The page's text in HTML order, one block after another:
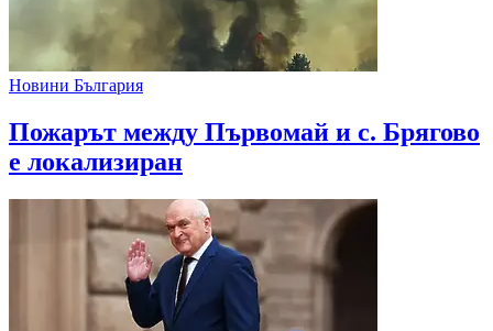
Новини България
Пожарът между Първомай и с. Брягово
е локализиран